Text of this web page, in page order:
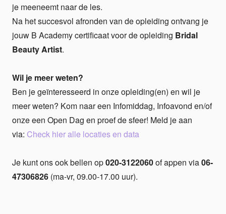
je meeneemt naar de les.
Na het succesvol afronden van de opleiding ontvang je
jouw B Academy certificaat voor de opleiding Bridal
Beauty Artist.
Wil je meer weten?
Ben je geïnteresseerd in onze opleiding(en) en wil je
meer weten? Kom naar een Infomiddag, Infoavond en/of
onze een Open Dag en proef de sfeer! Meld je aan
via: Check hier alle locaties en data
Je kunt ons ook bellen op020-3122060of appen via06-
47306826 (ma-vr, 09.00-17.00 uur).